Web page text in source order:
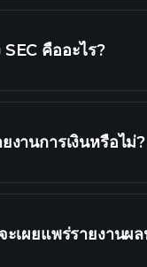
คืออะไร?
งานการเงินหรือไม่?
SEC รายงา
ะเผยแพร่รายงานผ